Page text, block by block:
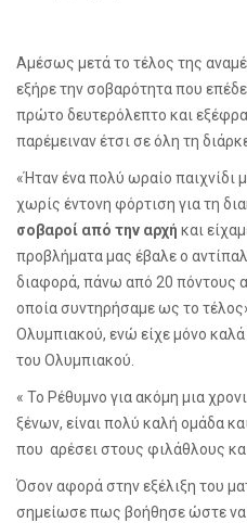
Αμέσως μετά το τέλος της
εξήρε την σοβαρότητα που
πρώτο δευτερόλεπτο και
παρέμειναν έτσι σε όλη τη
«Ήταν ένα πολύ ωραίο παιχνίδι
χωρίς έντονη φόρτιση για τη
σοβαροί από την αρχή και
προβλήματα μας έβαλε ο
διαφορά, πάνω από 20 πόντους
οποία συντηρήσαμε ως το
Ολυμπιακού, ενώ είχε μόνο καλά
του Ολυμπιακού.
« Το Ρέθυμνο για ακόμη μια
ξένων, είναι πολύ καλή ομάδα
που αρέσει στους φιλάθλους
Όσον αφορά στην εξέλιξη του
σημείωσε πως βοήθησε ώστε να